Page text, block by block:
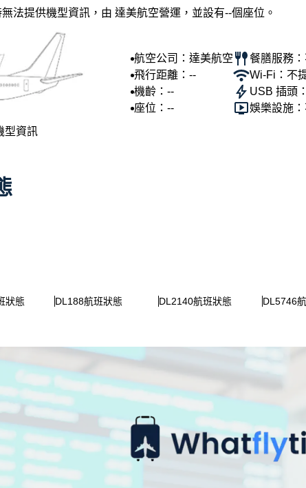
法提供機型資訊，由 達美航空營運，並設有--個座位。
型資訊
航空公司：達美航空
飛行距離：--
機齡：--
座位：--
餐膳服務
Wi-Fi：不
USB 插頭
娛樂設施
狀態 DL188航班狀態 DL2140航班狀態 DL5746